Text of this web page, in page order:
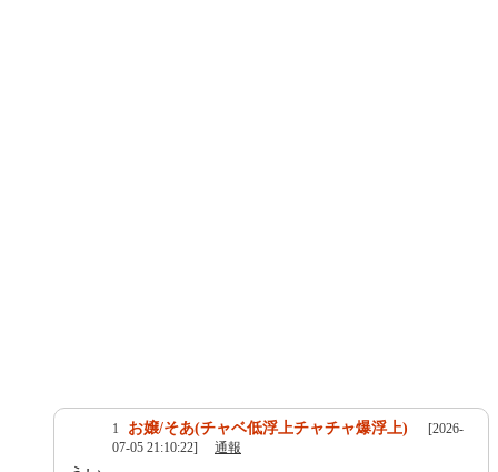
1 お嬢/そあ(チャベ低浮上チャチャ爆浮上)
[2026-
07-05 21:10:22]
通報